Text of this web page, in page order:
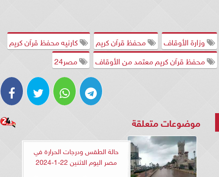
وزارة الأوقاف محفظ قرآن كريم
كارنيه محفظ قرآن كريم
محفظ قرآن كريم معتمد من الأوقاف
مصر24
موضوعات متعلقة
حالة الطقس ودرجات الحرارة في
مصر اليوم الاثنين 22-1-2024